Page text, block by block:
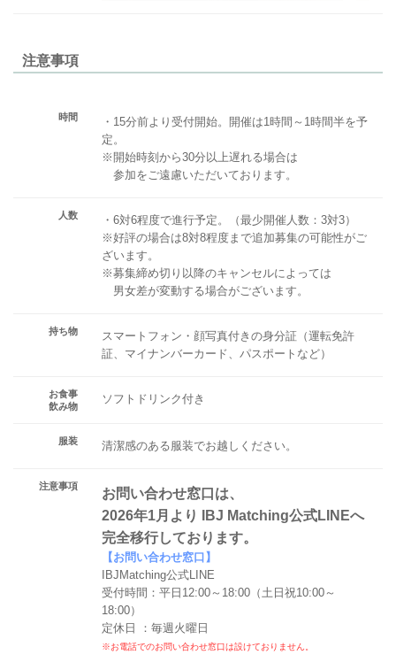
注意事項
時間
・15分前より受付開始。開催は1時間～1時間半を予
定。
※開始時刻から30分以上遅れる場合は
参加をご遠慮いただいております。
人数
・6対6程度で進行予定。（最少開催人数：3対3）
※好評の場合は8対8程度まで追加募集の可能性がご
ざいます。
※募集締め切り以降のキャンセルによっては
男女差が変動する場合がございます。
持ち物
スマートフォン・顔写真付きの身分証（運転免許
証、マイナンバーカード、パスポートなど）
お食事
飲み物
ソフトドリンク付き
服装 清潔感のある服装でお越しください。
注意事項
お問い合わせ窓口は、
2026年1月より IBJ Matching公式LINEへ
完全移行しております。
【お問い合わせ窓口】
IBJMatching公式LINE
受付時間：平日12:00～18:00（土日祝10:00～
18:00）
定休日 ：毎週火曜日
※お電話でのお問い合わせ窓口は設けておりません。